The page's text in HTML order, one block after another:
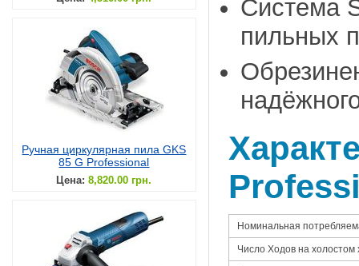
Ручная циркулярная пила GKS
85 G Professional
Цена: 8,820.00 грн.
Система
пильных
Номинальная
Число Ходов на холостом